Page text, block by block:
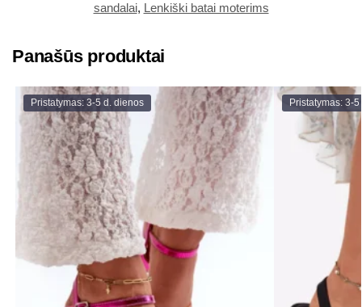
sandalai, Lenkiški batai moterims
Panašūs produktai
Pristatymas: 3-5 d. dienos Pristatymas: 3-